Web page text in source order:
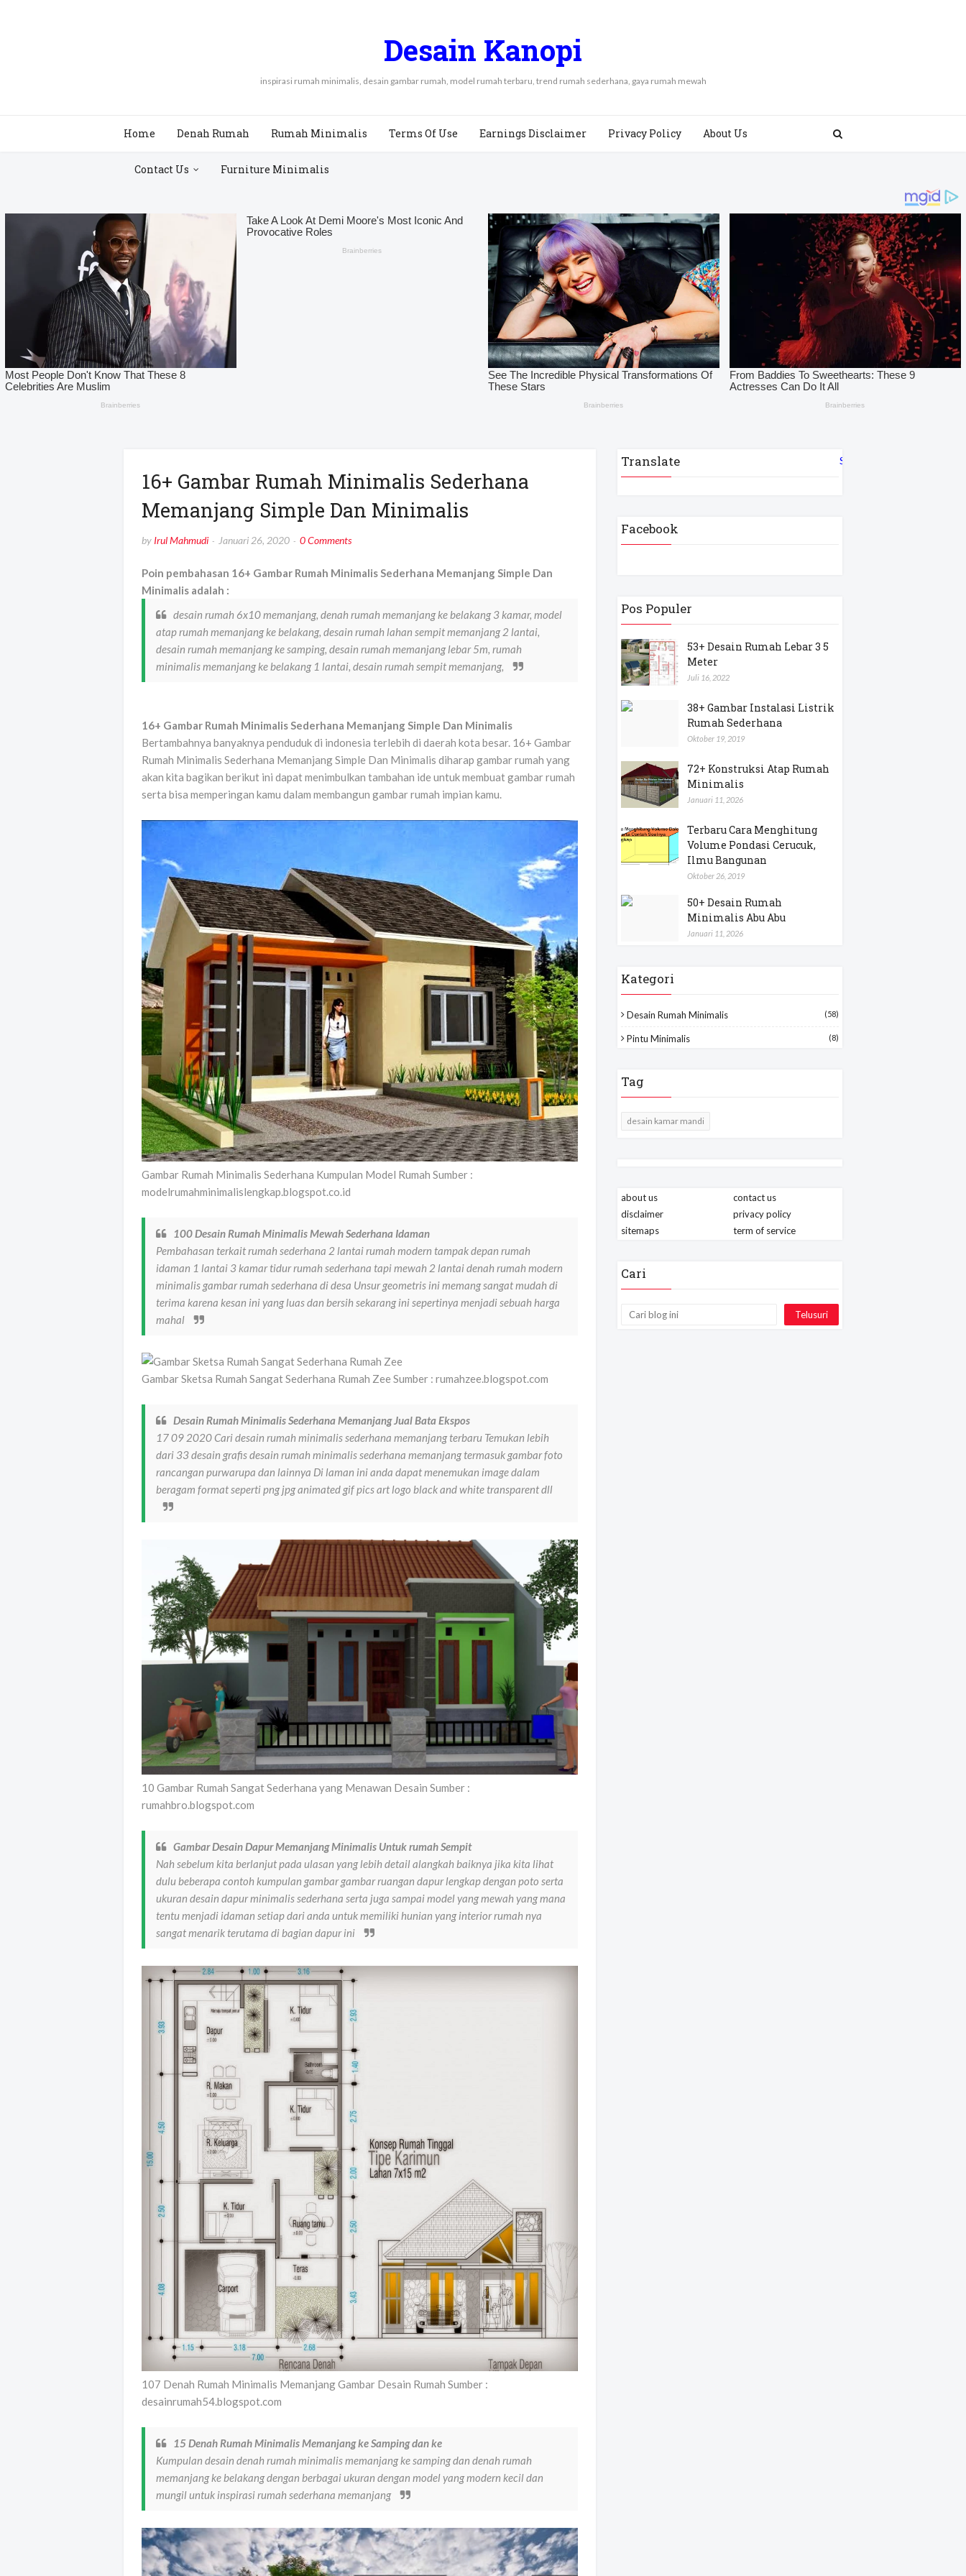
Desain Kanopi
inspirasi rumah minimalis, desain gambar rumah, model rumah terbaru, trend rumah sederhana, gaya rumah mewah
Home Denah Rumah Rumah Minimalis Terms Of Use Earnings Disclaimer Privacy Policy About Us
Contact Us Furniture Minimalis
16+ Gambar Rumah Minimalis Sederhana
Memanjang Simple Dan Minimalis
by Irul Mahmudi Januari 26, 2020 0 Comments
Poin pembahasan 16+ Gambar Rumah Minimalis Sederhana Memanjang Simple Dan
Minimalis adalah :
desain rumah 6x10 memanjang, denah rumah memanjang ke belakang 3 kamar, model
atap rumah memanjang ke belakang, desain rumah lahan sempit memanjang 2 lantai,
desain rumah memanjang ke samping, desain rumah memanjang lebar 5m, rumah
minimalis memanjang ke belakang 1 lantai, desain rumah sempit memanjang,
16+ Gambar Rumah Minimalis Sederhana Memanjang Simple Dan Minimalis
Bertambahnya banyaknya penduduk di indonesia terlebih di daerah kota besar. 16+ Gambar
Rumah Minimalis Sederhana Memanjang Simple Dan Minimalis diharap gambar rumah yang
akan kita bagikan berikut ini dapat menimbulkan tambahan ide untuk membuat gambar rumah
serta bisa memperingan kamu dalam membangun gambar rumah impian kamu.
Gambar Rumah Minimalis Sederhana Kumpulan Model Rumah Sumber :
modelrumahminimalislengkap.blogspot.co.id
100 Desain Rumah Minimalis Mewah Sederhana Idaman
Pembahasan terkait rumah sederhana 2 lantai rumah modern tampak depan rumah
idaman 1 lantai 3 kamar tidur rumah sederhana tapi mewah 2 lantai denah rumah modern
minimalis gambar rumah sederhana di desa Unsur geometris ini memang sangat mudah di
terima karena kesan ini yang luas dan bersih sekarang ini sepertinya menjadi sebuah harga
mahal
Gambar Sketsa Rumah Sangat Sederhana Rumah Zee Sumber : rumahzee.blogspot.com
Desain Rumah Minimalis Sederhana Memanjang Jual Bata Ekspos
17 09 2020 Cari desain rumah minimalis sederhana memanjang terbaru Temukan lebih
dari 33 desain grafis desain rumah minimalis sederhana memanjang termasuk gambar foto
rancangan purwarupa dan lainnya Di laman ini anda dapat menemukan image dalam
beragam format seperti png jpg animated gif pics art logo black and white transparent dll
10 Gambar Rumah Sangat Sederhana yang Menawan Desain Sumber :
rumahbro.blogspot.com
Gambar Desain Dapur Memanjang Minimalis Untuk rumah Sempit
Nah sebelum kita berlanjut pada ulasan yang lebih detail alangkah baiknya jika kita lihat
dulu beberapa contoh kumpulan gambar gambar ruangan dapur lengkap dengan poto serta
ukuran desain dapur minimalis sederhana serta juga sampai model yang mewah yang mana
tentu menjadi idaman setiap dari anda untuk memiliki hunian yang interior rumah nya
sangat menarik terutama di bagian dapur ini
107 Denah Rumah Minimalis Memanjang Gambar Desain Rumah Sumber :
desainrumah54.blogspot.com
15 Denah Rumah Minimalis Memanjang ke Samping dan ke
Kumpulan desain denah rumah minimalis memanjang ke samping dan denah rumah
memanjang ke belakang dengan berbagai ukuran dengan model yang modern kecil dan
mungil untuk inspirasi rumah sederhana memanjang
Translate Select Language
Facebook
Pos Populer
53+ Desain Rumah Lebar 3 5
Meter
Juli 16, 2022
38+ Gambar Instalasi Listrik
Rumah Sederhana
Oktober 19, 2019
72+ Konstruksi Atap Rumah
Minimalis
Januari 11, 2026
Terbaru Cara Menghitung
Volume Pondasi Cerucuk,
Ilmu Bangunan
Oktober 26, 2019
50+ Desain Rumah
Minimalis Abu Abu
Januari 11, 2026
Kategori
Desain Rumah Minimalis (58)
Pintu Minimalis (8)
Tag
desain kamar mandi
about us
contact us
disclaimer
privacy policy
sitemaps
term of service
Cari